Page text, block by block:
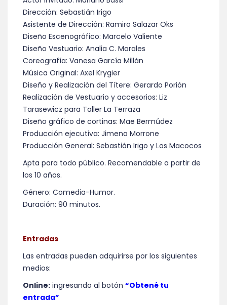
Dirección: Sebastián Irigo
Asistente de Dirección: Ramiro Salazar Oks
Diseño Escenográfico: Marcelo Valiente
Diseño Vestuario: Analia C. Morales
Coreografía: Vanesa García Millán
Música Original: Axel Krygier
Diseño y Realización del Títere: Gerardo Porión
Realización de Vestuario y accesorios: Liz
Tarasewicz para Taller La Terraza
Diseño gráfico de cortinas: Mae Bermúdez
Producción ejecutiva: Jimena Morrone
Producción General: Sebastián Irigo y Los Macocos
Apta para todo público. Recomendable a partir de
los 10 años.
Género: Comedia-Humor.
Duración: 90 minutos.
Entradas
Las entradas pueden adquirirse por los siguientes
medios:
Online: ingresando al botón “Obtené tu
entrada”